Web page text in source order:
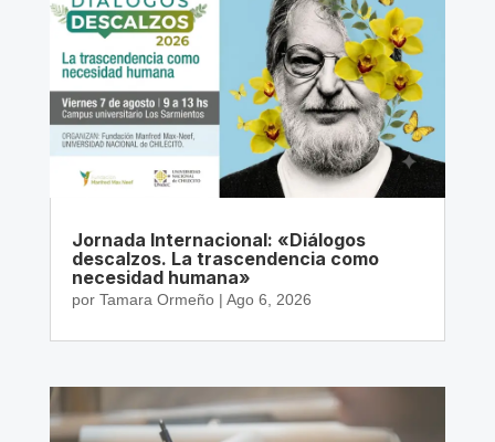
Jornada Internacional: «Diálogos
descalzos. La trascendencia como
necesidad humana»
por Tamara Ormeño| Ago 6, 2026